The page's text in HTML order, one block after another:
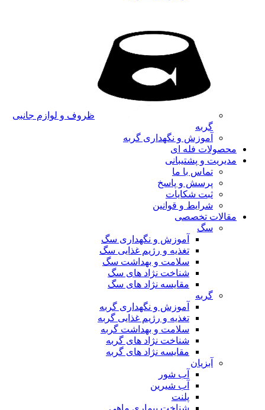
ظروف و لوازم جانبی
گربه
آموزش و نگهداری گربه
محصولات فله ای
مدیریت و پشتیبانی
تماس با ما
پرسش و پاسخ
ثبت شکایات
شرایط و قوانین
مقالات تخصصی
سگ
آموزش و نگهداری سگ
تغذیه و رژیم غذایی سگ
سلامت و بهداشت سگ
شناخت نژاد های سگ
مقایسه نژاد های سگ
گربه
آموزش و نگهداری گربه
تغذیه و رژیم غذایی گربه
سلامت و بهداشت گربه
شناخت نژاد های گربه
مقایسه نژاد های گربه
آبزیان
آب شور
آب شیرین
پلنت
شناخت بیماری ماهی